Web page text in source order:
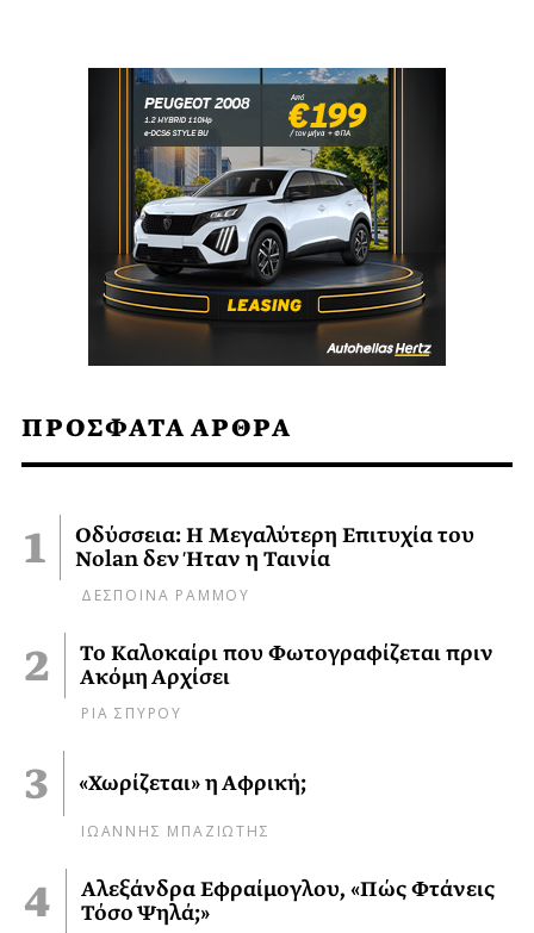
ΠΡΟΣΦΑΤΑ ΑΡΘΡΑ
Οδύσσεια: Η Μεγαλύτερη Επιτυχία του
Nolan δεν Ήταν η Ταινία
ΔΕΣΠΟΙΝΑ ΡΑΜΜΟΥ
Το Καλοκαίρι που Φωτογραφίζεται πριν
Ακόμη Αρχίσει
ΡΙΑ ΣΠΥΡΟΥ
«Χωρίζεται» η Αφρική;
ΙΩΑΝΝΗΣ ΜΠΑΖΙΩΤΗΣ
Αλεξάνδρα Εφραίμογλου, «Πώς Φτάνεις
Τόσο Ψηλά;»